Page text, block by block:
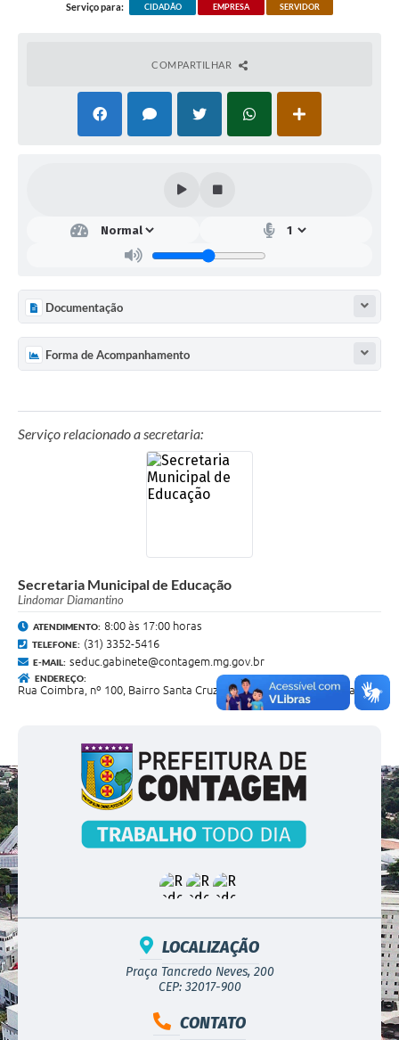
Serviço para: CIDADÃO EMPRESA SERVIDOR
COMPARTILHAR
Documentação
Forma de Acompanhamento
Serviço relacionado a secretaria:
Secretaria Municipal de Educação
Lindomar Diamantino
ATENDIMENTO: 8:00 às 17:00 horas
TELEFONE: (31) 3352-5416
E-MAIL: seduc.gabinete@contagem.mg.gov.br
ENDEREÇO:
Rua Coimbra, nº 100, Bairro Santa Cruz Industrial, Regional Eldorado
LOCALIZAÇÃO
Praça Tancredo Neves, 200
CEP: 32017-900
CONTATO